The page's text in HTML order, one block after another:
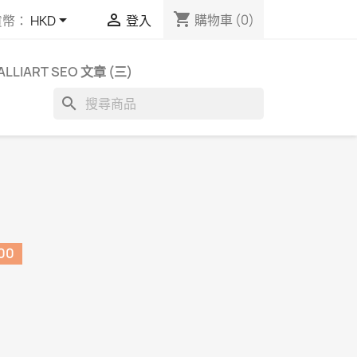
： HKD  登入 shopping_cart 購物車 (0)
SEO 文章 (三)
search